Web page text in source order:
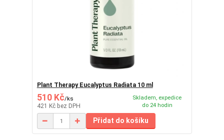
Plant Therapy Eucalyptus Radiata 10 ml
510 Kč/ks
421 Kč bez DPH
Skladem, expedice
do 24 hodin
Přidat do košíku